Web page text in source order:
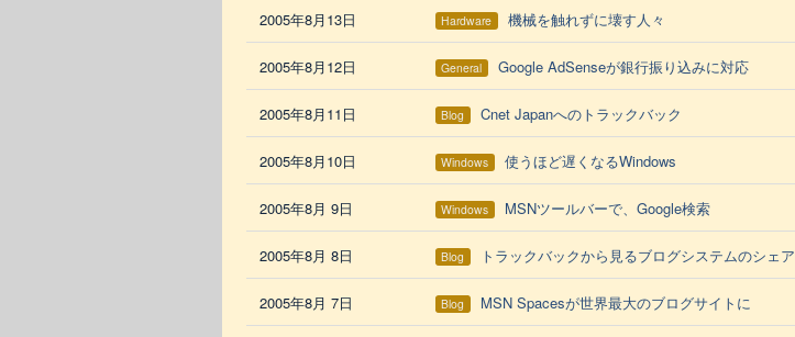
2005年8月13日 Hardware 機械を触れずに壊す人々
2005年8月12日 General Google AdSenseが銀行振り込みに対応
2005年8月11日 Blog Cnet Japanへのトラックバック
2005年8月10日 Windows 使うほど遅くなるWindows
2005年8月 9日 Windows MSNツールバーで、Google検索
2005年8月 8日 Blog トラックバックから見るブログシステムのシェア
2005年8月 7日 Blog MSN Spacesが世界最大のブログサイトに